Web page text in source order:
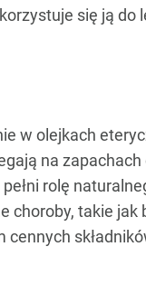
się ją do
w olejkach
na zapachach
rolę
choroby, takie jak
cennych